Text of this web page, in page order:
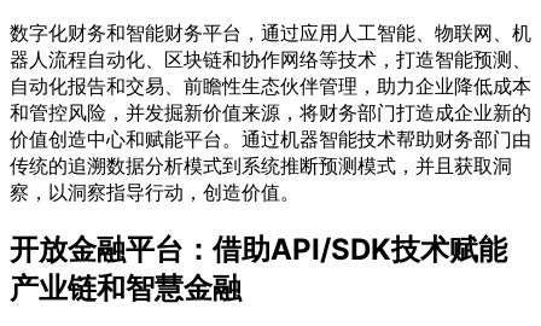
数字化财务和智能财务平台，通过应用人工智能、物联网、机
器人流程自动化、区块链和协作网络等技术，打造智能预测、
自动化报告和交易、前瞻性生态伙伴管理，助力企业降低成本
和管控风险，并发掘新价值来源，将财务部门打造成企业新的
价值创造中心和赋能平台。通过机器智能技术帮助财务部门由
传统的追溯数据分析模式到系统推断预测模式，并且获取洞
察，以洞察指导行动，创造价值。
开放金融平台：借助API/SDK技术赋能
产业链和智慧金融